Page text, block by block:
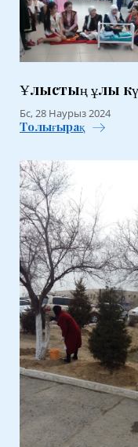
Ұлыстың ұлы
Бс, 28 Наурыз 2024
Толығырақ